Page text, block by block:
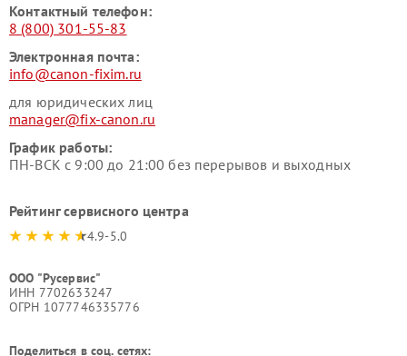
Контактный телефон:
8 (800) 301-55-83
Электронная почта:
info@canon-fixim.ru
для юридических лиц
manager@fix-canon.ru
График работы:
ПН-ВСК с 9:00 до 21:00 без перерывов и выходных
Рейтинг сервисного центра
4.9-5.0
ООО "Русервис"
ИНН 7702633247
ОГРН 1077746335776
Поделиться в соц. сетях: